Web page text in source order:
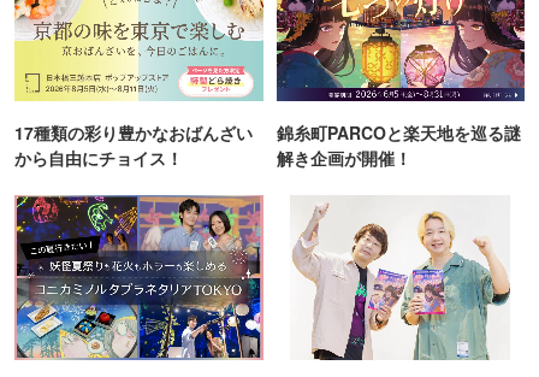
17種類の彩り豊かなおばんざい
から自由にチョイス！
錦糸町PARCOと楽天地を巡る謎
解き企画が開催！